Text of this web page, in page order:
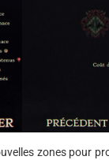
zones pour